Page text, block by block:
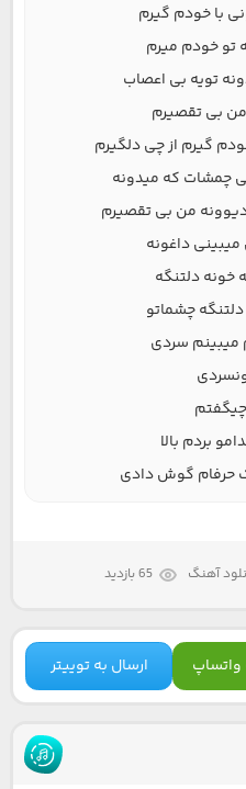
با خودم گیرم
تو خودم میرم
تویه بی اعصاب
بی تقصیرم
گیرم از چی دلگیرم
چمشات که میدونه
من بی تقصیرم
داغونه
خونه دلتنگه
چشماتو
میبینم سردی
بردم بالا
حرفام گوش دادی
آهنگ 65 بازدید
واتساپ ارسال به توییتر